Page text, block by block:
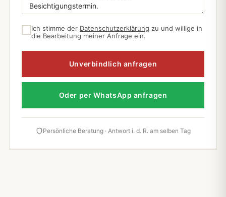
Ich stimme der Datenschutzerklärung zu und willige in
die Bearbeitung meiner Anfrage ein.
Unverbindlich anfragen
Oder per WhatsApp anfragen
Persönliche Beratung · Antwort i. d. R. am selben Tag